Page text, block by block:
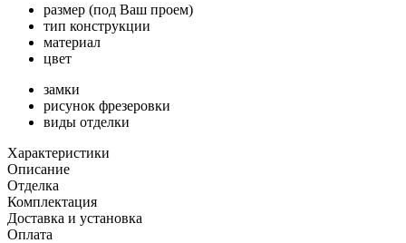
размер (под Ваш проем)
тип конструкции
материал
цвет
замки
рисунок фрезеровки
виды отделки
Характеристики
Описание
Отделка
Комплектация
Доставка и установка
Оплата